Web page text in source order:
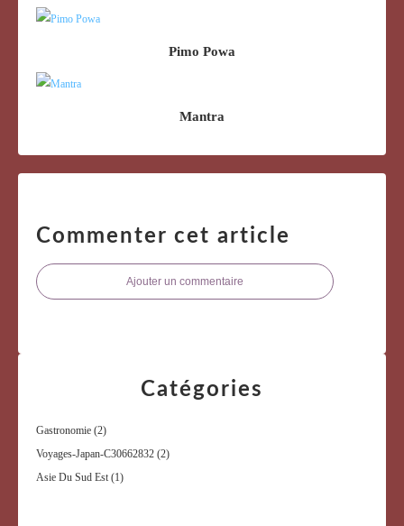
Pimo Powa
Mantra
Commenter cet article
Ajouter un commentaire
Catégories
Gastronomie (2)
Voyages-Japan-C30662832 (2)
Asie Du Sud Est (1)